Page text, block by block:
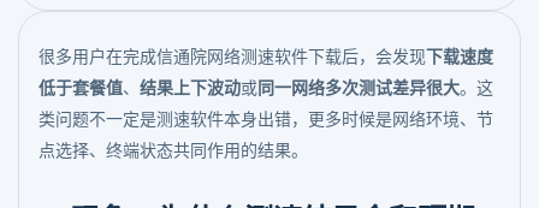
很多用户在完成信通院网络测速软件下载后，会发现下载速度
低于套餐值、 结果上下波动或同一网络多次测试差异很大。这
类问题不一定是测速软件本身出错，更多时候是网络环境、节
点选择、终端状态共同作用的结果。